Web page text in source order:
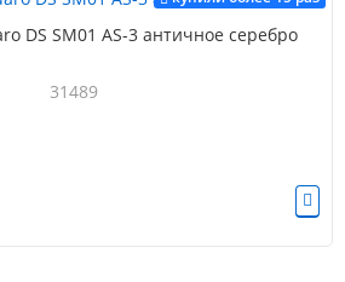
DS SM01 AS-3 античное серебро
31489